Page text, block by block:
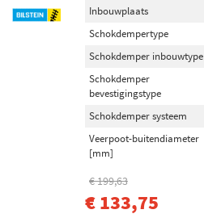
Inbouwplaats
Schokdempertype
Schokdemper inbouwtype
Schokdemper
bevestigingstype
Schokdemper systeem
Veerpoot-buitendiameter
[mm]
€ 199,63
€ 133,75